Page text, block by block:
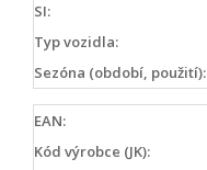
SI:
Typ vozidla:
Sezóna (období, použití):
EAN:
Kód výrobce (JK):